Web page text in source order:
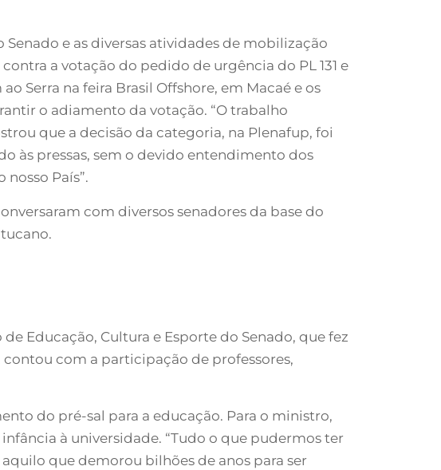
Senado e as diversas atividades de mobilização
a votação do pedido de urgência do PL 131 e
Serra na feira Brasil Offshore, em Macaé e os
o adiamento da votação. “O trabalho
que a decisão da categoria, na Plenafup, foi
às pressas, sem o devido entendimento dos
País”.
com diversos senadores da base do
Educação, Cultura e Esporte do Senado, que fez
com a participação de professores,
do pré-sal para a educação. Para o ministro,
à universidade. “Tudo o que pudermos ter
que demorou bilhões de anos para ser